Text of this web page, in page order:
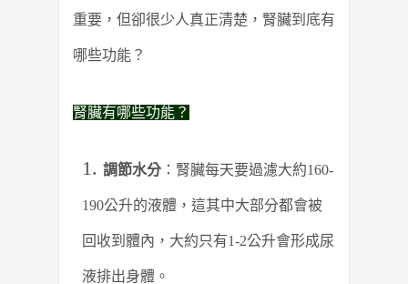
重要，但卻很少人真正清楚，腎臟到底有
哪些功能？
腎臟有哪些功能？
調節水分：腎臟每天要過濾大約160-
190公升的液體，這其中大部分都會被
回收到體內，大約只有1-2公升會形成尿
液排出身體。